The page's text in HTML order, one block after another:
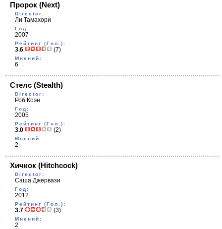
Пророк (Next)
Director:
Ли Тамахори
Год:
2007
Рейтинг (Гол.):
3.6 (7)
Мнений:
6
Стелс (Stealth)
Director:
Роб Коэн
Год:
2005
Рейтинг (Гол.):
3.0 (2)
Мнений:
2
Хичкок (Hitchcock)
Director:
Саша Джервази
Год:
2012
Рейтинг (Гол.):
3.7 (3)
Мнений:
2